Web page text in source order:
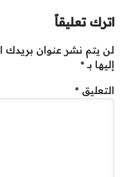
اترك تعليقاً
لن يتم نشر عنوان بريدك
إليها بـ*
التعليق *